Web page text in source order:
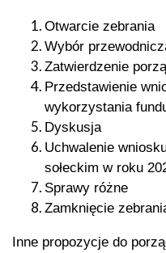
Otwarcie zebrania
Wybór
Zatwierdzenie
Przedstawienie
wykorzystania
Dyskusja
Uchwalenie
sołeckim w roku
Sprawy różne
Zamknięcie
Inne propozycje do